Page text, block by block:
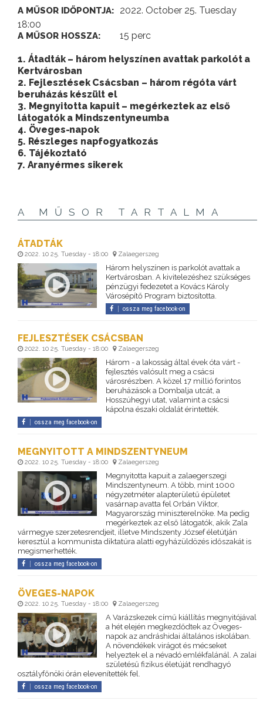
A MŰSOR IDŐPONTJA:
2022. October 25. Tuesday
18:00
A MŰSOR HOSSZA: 15 perc
1. Átadták – három helyszínen avattak parkolót a
Kertvárosban
2. Fejlesztések Csácsban – három régóta várt
beruházás készült el
3. Megnyitotta kapuit – megérkeztek az első
látogatók a Mindszentyneumba
4. Öveges-napok
5. Részleges napfogyatkozás
6. Tájékoztató
7. Aranyérmes sikerek
A MŰSOR TARTALMA
ÁTADTÁK
2022. 10 25. Tuesday - 18:00 Zalaegerszeg
Három helyszínen is parkolót avattak a
Kertvárosban. A kivitelezéshez szükséges
pénzügyi fedezetet a Kovács Károly
Városépítő Program biztosította.
ossza meg facebook-on
FEJLESZTÉSEK CSÁCSBAN
2022. 10 25. Tuesday - 18:00 Zalaegerszeg
Három - a lakosság által évek óta várt -
fejlesztés valósult meg a csácsi
városrészben. A közel 17 millió forintos
beruházások a Dombalja utcát, a
Hosszúhegyi utat, valamint a csácsi
kápolna északi oldalát érintették.
ossza meg facebook-on
MEGNYITOTT A MINDSZENTYNEUM
2022. 10 25. Tuesday - 18:00 Zalaegerszeg
Megnyitotta kapuit a zalaegerszegi
Mindszentyneum. A több, mint 1000
négyzetméter alapterületű épületet
vasárnap avatta fel Orbán Viktor,
Magyarország miniszterelnöke. Ma pedig
megérkeztek az első látogatók, akik Zala
vármegye szerzetesrendjeit, illetve Mindszenty József életútján
keresztül a kommunista diktatúra alatti egyházüldözés időszakát is
megismerhették.
ossza meg facebook-on
ÖVEGES-NAPOK
2022. 10 25. Tuesday - 18:00 Zalaegerszeg
A Varázskezek című kiállítás megnyitójával
a hét elején megkezdődtek az Öveges-
napok az andráshidai általános iskolában.
A növendékek virágot és mécseket
helyeztek el a névadó emlékfalánál. A zalai
születésű fizikus életúját rendhagyó
osztályfőnöki órán elevenítették fel.
ossza meg facebook-on